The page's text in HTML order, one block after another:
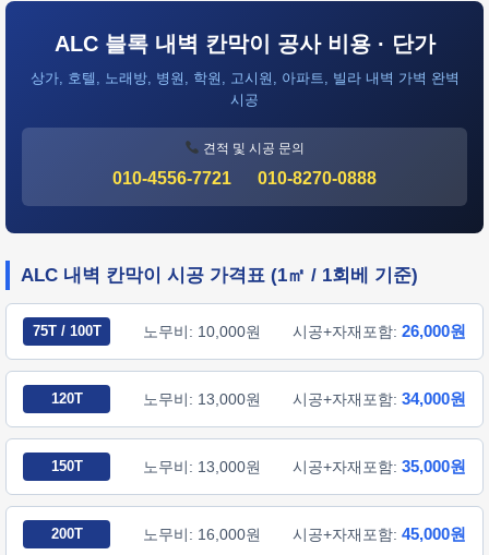
ALC 블록 내벽 칸막이 공사 비용 · 단가
상가, 호텔, 노래방, 병원, 학원, 고시원, 아파트, 빌라 내벽 가벽 완벽
시공
견적 및 시공 문의
010-4556-7721 010-8270-0888
ALC 내벽 칸막이 시공 가격표 (1㎡ / 1회베 기준)
75T / 100T 노무비: 10,000원 시공+자재포함: 26,000원
120T 노무비: 13,000원 시공+자재포함: 34,000원
150T 노무비: 13,000원 시공+자재포함: 35,000원
200T 노무비: 16,000원 시공+자재포함: 45,000원